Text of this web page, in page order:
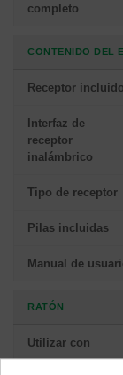
completo
CONTENIDO DEL
Receptor incluido
Interfaz de
receptor
inalámbrico
Tipo de receptor
Pilas incluidas
Manual de
RATÓN
Utilizar con